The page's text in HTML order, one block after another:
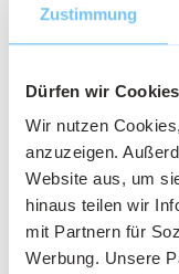
Zustimmung
Dürfen wir
Wir nutzen
anzuzeigen.
Website aus, um
hinaus teilen wir
mit Partnern für
Werbung. Unsere
JobMatch
Bereich und